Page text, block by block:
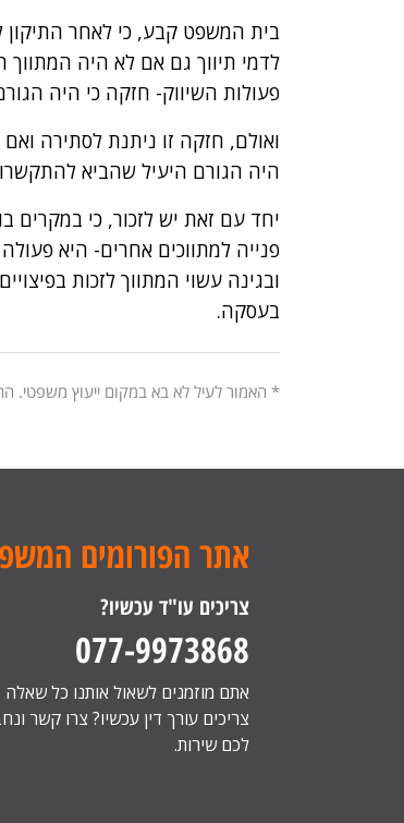
בית המשפט קבע, כי לאחר התיקון
לדמי תיווך גם אם לא היה
פעולות השיווק- חזקה כי היה
ואולם, חזקה זו ניתנת לסתירה
היה הגורם היעיל שהביא
יחד עם זאת יש לזכור, כי במקרים
פנייה למתווכים אחרים- היא
ובגינה עשוי המתווך לזכות
בעסקה.
* האמור לעיל לא בא במקום ייעוץ
אתר הפורומים
צריכים עו"ד עכשיו?
077-9973868
אתם מוזמנים לשאול אותנו כל
צריכים עורך דין עכשיו? צרו קשר
לכם שירות.